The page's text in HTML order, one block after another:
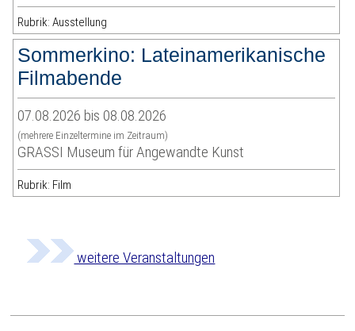
Rubrik: Ausstellung
Sommerkino: Lateinamerikanische
Filmabende
07.08.2026 bis 08.08.2026
(mehrere Einzeltermine im Zeitraum)
GRASSI Museum für Angewandte Kunst
Rubrik: Film
weitere Veranstaltungen